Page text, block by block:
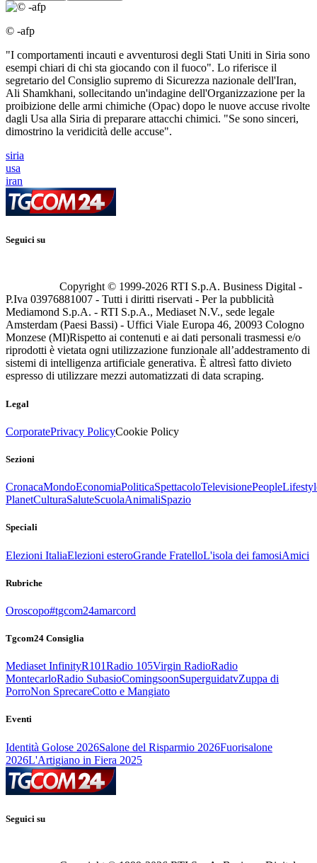
© -afp
"I comportamenti incauti e avventurosi degli Stati Uniti in Siria sono
esempi chiari di chi sta giocando con il fuoco". Lo riferisce il
segretario del Consiglio supremo di Sicurezza nazionale dell'Iran,
Ali Shamkhani, sollecitando un'indagine dell'Organizzazione per la
proibizione delle armi chimiche (Opac) dopo le nuove accuse rivolte
dagli Usa alla Siria di preparare attacchi chimici. "Se sono sinceri,
dimostrino la veridicità delle accuse".
siria
usa
iran
Seguici su
Copyright © 1999-2026 RTI S.p.A. Business Digital -
P.Iva 03976881007 - Tutti i diritti riservati - Per la pubblicità
Mediamond S.p.A. - RTI S.p.A., Mediaset N.V., sede legale
Amsterdam (Paesi Bassi) - Uffici Viale Europa 46, 20093 Cologno
Monzese (MI)Rispetto ai contenuti e ai dati personali trasmessi e/o
riprodotti è vietata ogni utilizzazione funzionale all’addestramento di
sistemi di intelligenza artificiale generativa. È altresì fatto divieto
espresso di utilizzare mezzi automatizzati di data scraping.
Legal
CorporatePrivacy PolicyCookie Policy
Sezioni
CronacaMondoEconomiaPoliticaSpettacoloTelevisionePeople
PlanetCulturaSaluteScuolaAnimaliSpazio
Speciali
Elezioni ItaliaElezioni esteroGrande FratelloL'isola dei famosiAmici
Rubriche
Oroscopo#tgcom24amarcord
Tgcom24 Consiglia
Mediaset InfinityR101Radio 105Virgin RadioRadio
MontecarloRadio SubasioComingsoonSuperguidatvZuppa di
PorroNon SprecareCotto e Mangiato
Eventi
Identità Golose 2026Salone del Risparmio 2026Fuorisalone
2026L'Artigiano in Fiera 2025
Seguici su